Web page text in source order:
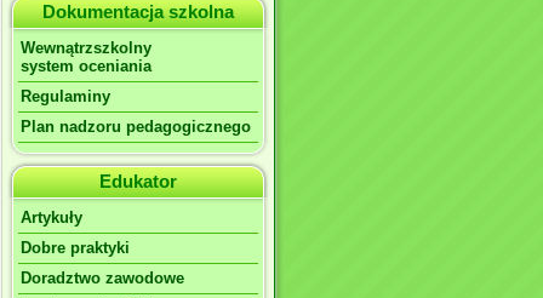
Dokumentacja szkolna
Wewnątrzszkolny
system oceniania
Regulaminy
Plan nadzoru pedagogicznego
Edukator
Artykuły
Dobre praktyki
Doradztwo zawodowe